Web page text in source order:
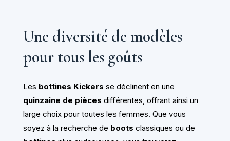
Une diversité de modèles
pour tous les goûts
Les bottines Kickers se déclinent en une
quinzaine de pièces différentes, offrant ainsi un
large choix pour toutes les femmes. Que vous
soyez à la recherche de boots classiques ou de